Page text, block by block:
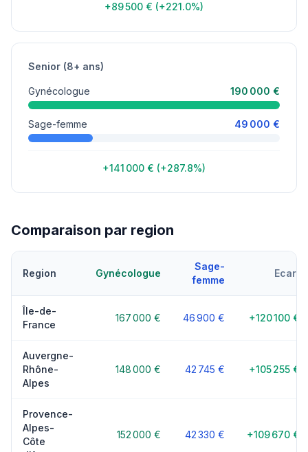
+89 500 € (+221.0%)
Senior (8+ ans)
Gynécologue 190 000 €
Sage-femme 49 000 €
+141 000 € (+287.8%)
Comparaison par region
Region Gynécologue
Sage-
femme
Ecart
Île-de-
France
167 000 € 46 900 € +120 100 €
Auvergne-
Rhône-
Alpes
148 000 € 42 745 € +105 255 €
Provence-
Alpes-
Côte
152 000 € 42 330 € +109 670 €